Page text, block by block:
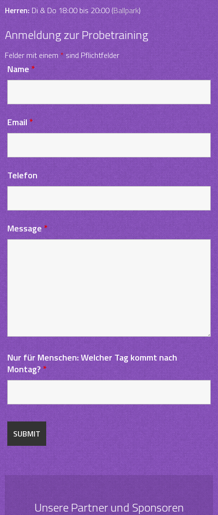
Herren:Di & Do 18:00 bis 20:00 (Ballpark)
Anmeldung zur Probetraining
Felder mit einem*sind Pflichtfelder
Name *
Email*
Telefon
Message *
Nur für Menschen: Welcher Tag kommt nach
Montag?*
Unsere Partner und Sponsoren